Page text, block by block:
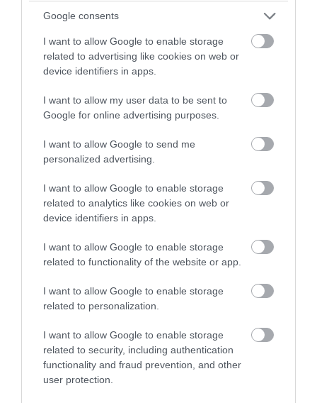
Google consents
I want to allow Google to enable storage
related to advertising like cookies on web or
device identifiers in apps.
I want to allow my user data to be sent to
Google for online advertising purposes.
I want to allow Google to send me
personalized advertising.
I want to allow Google to enable storage
related to analytics like cookies on web or
device identifiers in apps.
I want to allow Google to enable storage
related to functionality of the website or app.
I want to allow Google to enable storage
related to personalization.
I want to allow Google to enable storage
related to security, including authentication
functionality and fraud prevention, and other
user protection.
Különös négylábú vendég foglalta el az
egyik vidéki tófürdőt
egyik népszerű hazai tófürdőben. Míg a szakemberek
az utolsó simításokat végezték a szezonnyitás előtt,
egy váratlan vendég már birtokba is vette a …
Mi megtesszük értük, amit lehet –
Púpos újszülött olvasztja meg a
szíveket Miskolcon